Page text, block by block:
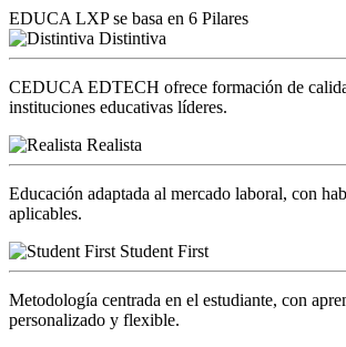
EDUCA LXP se basa en 6 Pilares
Distintiva
CEDUCA EDTECH ofrece formación de
instituciones educativas líderes.
Realista
Educación adaptada al mercado laboral, con
aplicables.
Student First
Metodología centrada en el estudiante, con
personalizado y flexible.